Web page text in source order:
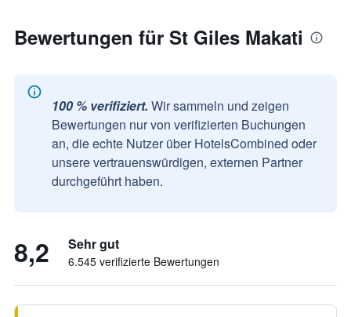
Bewertungen für St Giles Makati
100 % verifiziert. Wir sammeln und zeigen
Bewertungen nur von verifizierten Buchungen
an, die echte Nutzer über HotelsCombined oder
unsere vertrauenswürdigen, externen Partner
durchgeführt haben.
8,2 Sehr gut
6.545 verifizierte Bewertungen